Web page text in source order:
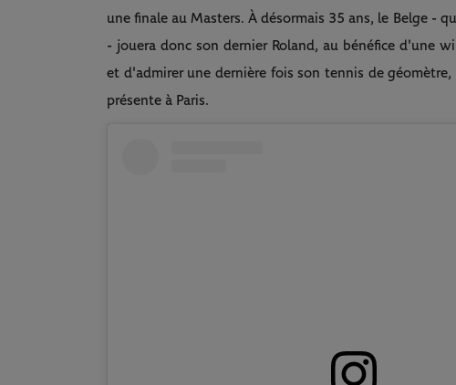
une finale au Masters. À désormais 35 ans, le Belge -
- jouera donc son dernier Roland, au bénéfice d'une
et d'admirer une dernière fois son tennis de
présente à Paris.